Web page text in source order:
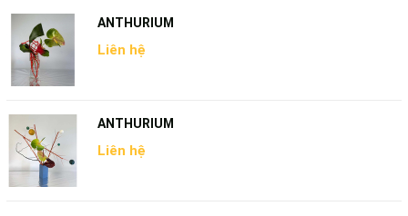
ANTHURIUM
Liên hệ
ANTHURIUM
Liên hệ